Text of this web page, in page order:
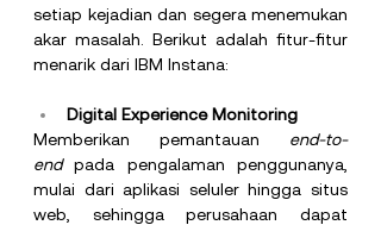
setiap kejadian dan segera menemukan
akar masalah. Berikut adalah fitur-fitur
menarik dari IBM Instana:
Digital Experience Monitoring
Memberikan pemantauan end-to-
end pada pengalaman penggunanya,
mulai dari aplikasi seluler hingga situs
web, sehingga perusahaan dapat